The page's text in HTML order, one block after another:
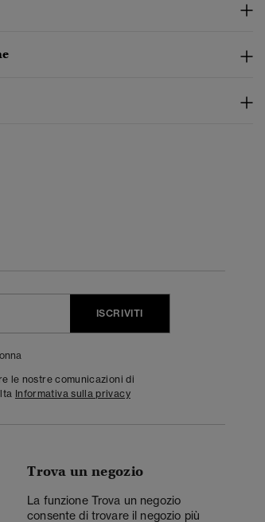
ISCRIVITI
le nostre comunicazioni di
Informativa sulla privacy
Trova un negozio
La funzione Trova un negozio
consente di trovare il negozio più